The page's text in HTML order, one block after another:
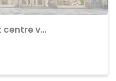
Achat Appartement centre ville